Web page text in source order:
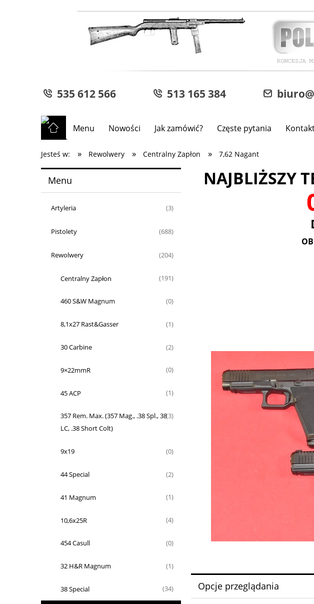
535 612 566 513 165 384
Menu Nowości Jak zamówić? Częste pytania
Jesteś w: » Rewolwery » Centralny Zapłon » 7,62 Nagant
Menu
Artyleria (3)
Pistolety (688)
Rewolwery (204)
Centralny Zapłon (191)
460 S&W Magnum (0)
8,1x27 Rast&Gasser (1)
30 Carbine (2)
9×22mmR (0)
45 ACP (1)
357 Rem. Max. (357 Mag., .38 Spl., 38
LC, .38 Short Colt)
(3)
9x19 (0)
44 Special (2)
41 Magnum (1)
10,6x25R (4)
454 Casull (0)
32 H&R Magnum (1)
38 Special (34)
NAJBLIŻSZY
Opcje przeglądania